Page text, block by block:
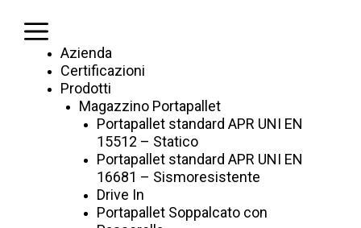
contenuto
Menu
Azienda
Certificazioni
Prodotti
Magazzino Portapallet
Portapallet standard APR UNI EN
15512 – Statico
Portapallet standard APR UNI EN
16681 – Sismoresistente
Drive In
Portapallet Soppalcato con